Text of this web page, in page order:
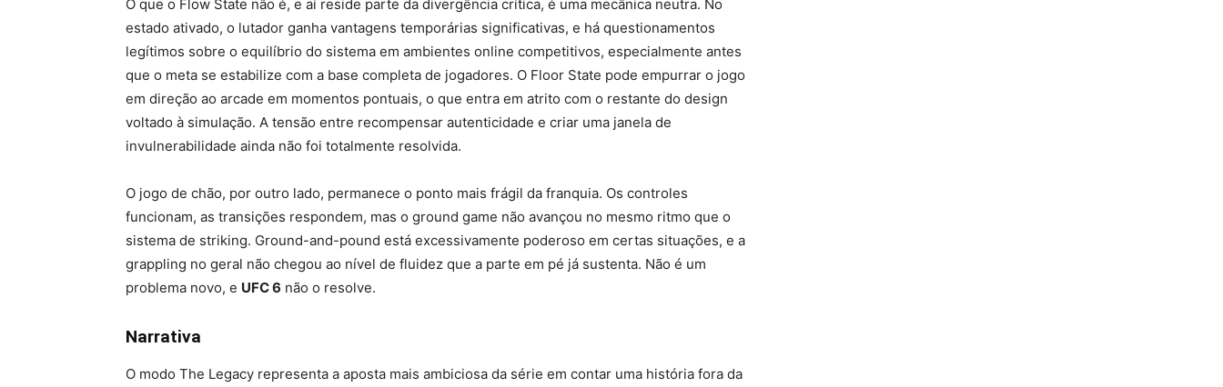
O que o Flow State não é, e aí reside parte da divergência crítica, é uma mecânica neutra. No
estado ativado, o lutador ganha vantagens temporárias significativas, e há questionamentos
legítimos sobre o equilíbrio do sistema em ambientes online competitivos, especialmente antes
que o meta se estabilize com a base completa de jogadores. O Floor State pode empurrar o jogo
em direção ao arcade em momentos pontuais, o que entra em atrito com o restante do design
voltado à simulação. A tensão entre recompensar autenticidade e criar uma janela de
invulnerabilidade ainda não foi totalmente resolvida.
O jogo de chão, por outro lado, permanece o ponto mais frágil da franquia. Os controles
funcionam, as transições respondem, mas o ground game não avançou no mesmo ritmo que o
sistema de striking. Ground-and-pound está excessivamente poderoso em certas situações, e a
grappling no geral não chegou ao nível de fluidez que a parte em pé já sustenta. Não é um
problema novo, e UFC 6 não o resolve.
Narrativa
O modo The Legacy representa a aposta mais ambiciosa da série em contar uma história fora da